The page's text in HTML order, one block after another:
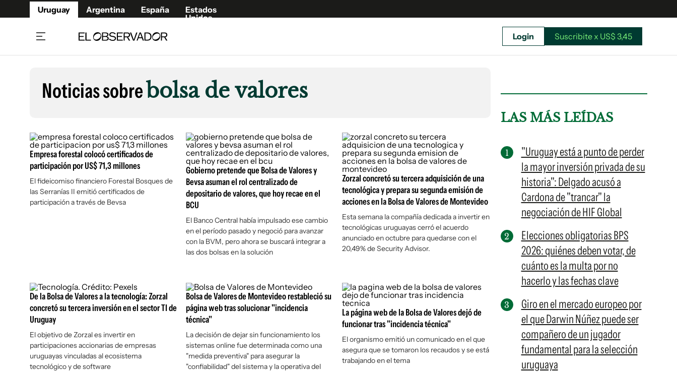
Uruguay Argentina España
Estados
Unidos
Beneficios Member
Café y Negocios
Economía y Empresas
Agro
Brand Studio
Mundo
Fúnebres
Publicaciones
Newsletters
Argentina
España
Estados Unidos
Suscribite x US$ 3,45
Login Suscribite x US$ 3,45
Noticias sobrebolsa de valores
Empresa forestal colocó certificados de
participación por US$ 71,3 millones
El fideicomiso financiero Forestal Bosques de
las Serranías II emitió certificados de
participación a través de Bevsa
Gobierno pretende que Bolsa de Valores y
Bevsa asuman el rol centralizado de
depositario de valores, que hoy recae en el
BCU
El Banco Central había impulsado ese cambio
en el período pasado y negoció para avanzar
con la BVM, pero ahora se buscará integrar a
las dos bolsas en la solución
Zorzal concretó su tercera adquisición de una
tecnológica y prepara su segunda emisión de
acciones en la Bolsa de Valores de Montevideo
Esta semana la compañía dedicada a invertir en
tecnológicas uruguayas cerró el acuerdo
anunciado en octubre para quedarse con el
20,49% de Security Advisor.
De la Bolsa de Valores a la tecnología: Zorzal
concretó su tercera inversión en el sector TI de
Uruguay
El objetivo de Zorzal es invertir en
participaciones accionarias de empresas
uruguayas vinculadas al ecosistema
tecnológico y de software
Bolsa de Valores de Montevideo restableció su
página web tras solucionar "incidencia
técnica"
La decisión de dejar sin funcionamiento los
sistemas online fue determinada como una
"medida preventiva" para asegurar la
"confiabilidad" del sistema y la operativa del
La página web de la Bolsa de Valores dejó de
funcionar tras "incidencia técnica"
El organismo emitió un comunicado en el que
asegura que se tomaron los recaudos y se está
trabajando en el tema
LAS MÁS LEÍDAS
"Uruguay está a punto de perder
la mayor inversión privada de su
historia": Delgado acusó a
Cardona de "trancar" la
negociación de HIF Global
Elecciones obligatorias BPS
2026: quiénes deben votar, de
cuánto es la multa por no
hacerlo y las fechas clave
Giro en el mercado europeo por
el que Darwin Núñez puede ser
compañero de un jugador
fundamental para la selección
uruguaya